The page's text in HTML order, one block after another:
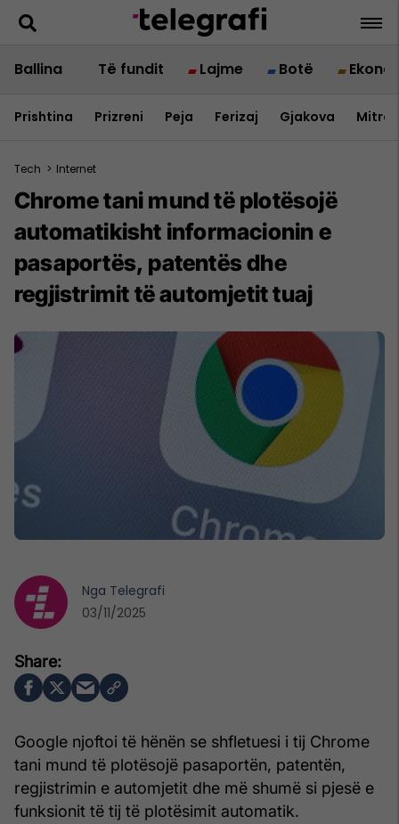
Ballina Të fundit Lajme Botë
Prishtina Prizreni Peja Ferizaj Gjakova
Tech > Internet
Chrome tani mund të plotësojë
automatikisht informacionin e
pasaportës, patentës dhe
regjistrimit të automjetit tuaj
Google njoftoi të hënën se shfletuesi i tij Chrome
tani mund të plotësojë pasaportën, patentën,
regjistrimin e automjetit dhe më shumë si pjesë e
funksionit të tij të plotësimit automatik.
Nga Telegrafi
03/11/2025